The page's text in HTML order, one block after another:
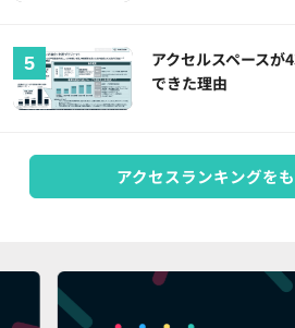
アクセルスペースが
できた理由
アクセスランキングを